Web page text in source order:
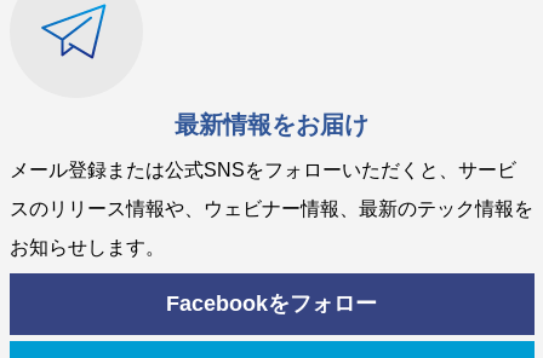
最新情報をお届け
メール登録または公式SNSをフォローいただくと、サービ
スのリリース情報や、ウェビナー情報、最新のテック情報を
お知らせします。
Facebookをフォロー